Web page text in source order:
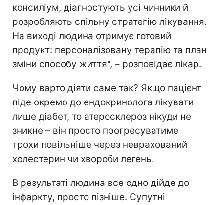
консиліум, діагностують усі чинники й
розробляють спільну стратегію лікування.
На виході людина отримує готовий
продукт: персоналізовану терапію та план
зміни способу життя", – розповідає лікар.
Чому варто діяти саме так? Якщо пацієнт
піде окремо до ендокринолога лікувати
лише діабет, то атеросклероз нікуди не
зникне – він просто прогресуватиме
трохи повільніше через неврахований
холестерин чи хвороби легень.
В результаті людина все одно дійде до
інфаркту, просто пізніше. Супутні